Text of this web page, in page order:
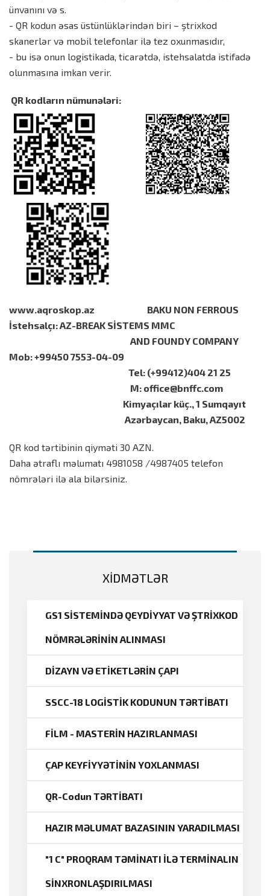
XİDMƏTLƏR
GS1 SİSTEMİNDƏ QEYDİYYAT VƏ ŞTRİXKOD
NÖMRƏLƏRİNİN ALINMASI
DİZAYN VƏ ETİKETLƏRİN ÇAPI
SSCC-18 LOGİSTİK KODUNUN TƏRTİBATI
FİLM - MASTERİN HAZIRLANMASI
ÇAP KEYFİYYƏTİNİN YOXLANMASI
QR-Codun TƏRTİBATI
HAZIR MƏLUMAT BAZASININ YARADILMASI
"1 C" PROQRAM TƏMİNATI İLƏ TERMİNALIN
SİNXRONLAŞDIRILMASI
ünvanını və s.
- QR kodun əsas üstünlüklərindən biri – ştrixkod
skanerlər və mobil telefonlar ilə tez oxunmasıdır,
- bu isə onun logistikada, ticarətdə, istehsalatda istifadə
olunmasına imkan verir.
QR kodların nümunələri:
www.aqroskop.az BAKU NON FERROUS
İstehsalçı: AZ-BREAK SİSTEMS MMC
AND FOUNDY COMPANY
Mob: +99450 7553-04-09
Tel: (+99412)404 21 25
M: office@bnffc.com
Kimyaçılar küç., 1 Sumqayıt
Azərbaycan, Baku, AZ5002
QR kod tərtibinin qiyməti 30 AZN.
Daha ətraflı məlumatı 4981058 /4987405 telefon
nömrələri ilə ala bilərsiniz.